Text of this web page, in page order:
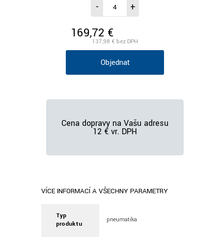
- +
169,72 €/ks vr. DPH
137,98 € bez DPH
Objednať
Cena dopravy na Vašu adresu
12 € vr. DPH
VÍCE INFORMACÍ A VŠECHNY PARAMETRY
Typ
produktu
pneumatika